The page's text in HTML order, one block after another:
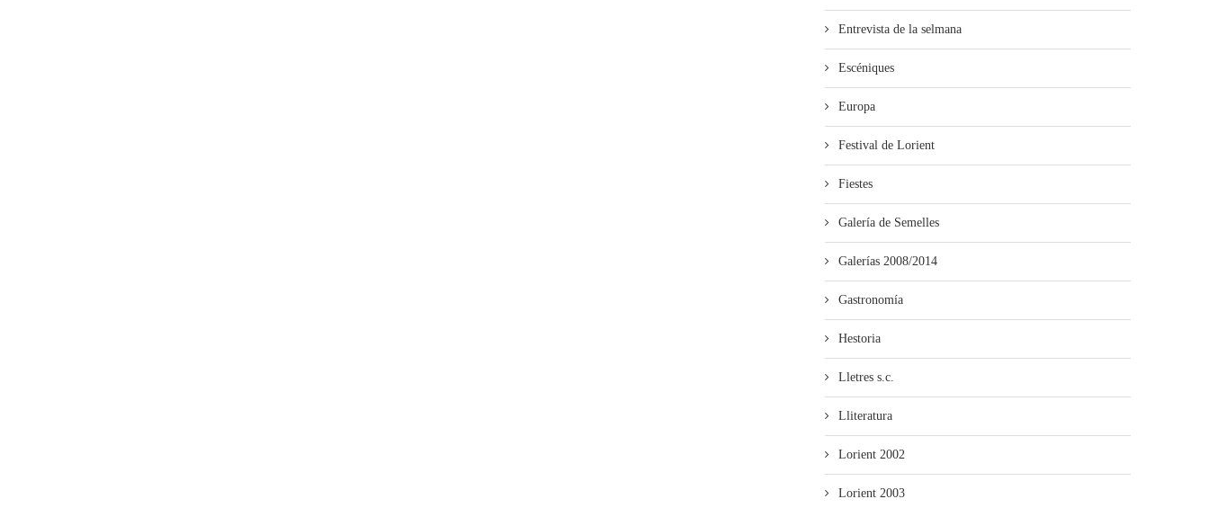
Entrevista de la selmana
Escéniques
Europa
Festival de Lorient
Fiestes
Galería de Semelles
Galerías 2008/2014
Gastronomía
Hestoria
Lletres s.c.
Lliteratura
Lorient 2002
Lorient 2003